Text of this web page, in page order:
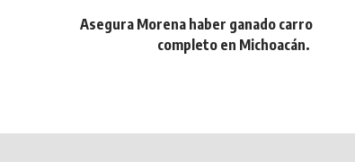
Asegura Morena haber ganado carro
completo en Michoacán.